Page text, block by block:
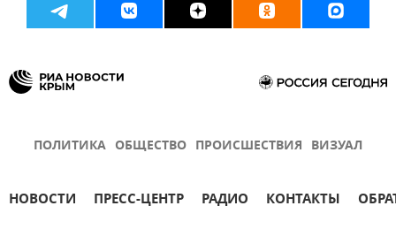
ПОЛИТИКА ОБЩЕСТВО ПРОИСШЕСТВИЯ ВИЗУАЛ
НОВОСТИ ПРЕСС-ЦЕНТР РАДИО КОНТАКТЫ